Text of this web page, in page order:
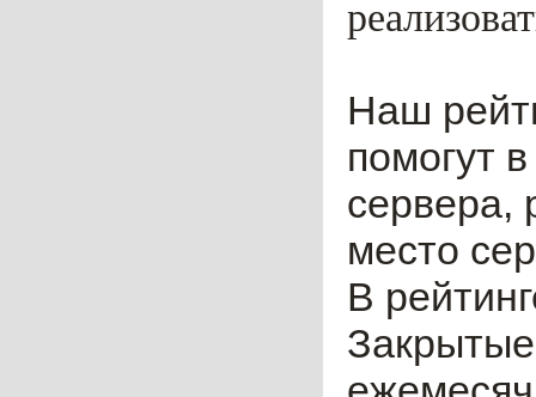
Наш
помогут
сервера,
место
В